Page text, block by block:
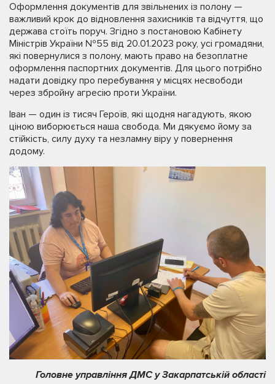
Оформлення документів для звільнених із полону —
важливий крок до відновлення захисників та відчуття, що
держава стоїть поруч. Згідно з постановою Кабінету
Міністрів України №55 від 20.01.2023 року, усі громадяни,
які повернулися з полону, мають право на безоплатне
оформлення паспортних документів. Для цього потрібно
надати довідку про перебування у місцях несвободи
через збройну агресію проти України.
Іван — один із тисяч Героїв, які щодня нагадують, якою
ціною виборюється наша свобода. Ми дякуємо йому за
стійкість, силу духу та незламну віру у повернення
додому.
Головне управління ДМС у Закарпатській області